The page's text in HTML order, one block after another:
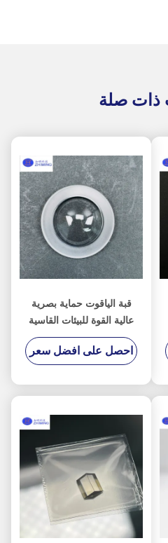
ذات صلة
قبة الياقوت حماية بصرية
عالية القوة للبيئات القاسية
احصل على افضل سعر